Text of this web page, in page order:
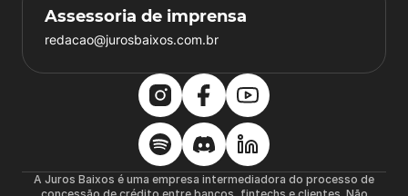
Assessoria de imprensa
redacao@jurosbaixos.com.br
A Juros Baixos é uma empresa intermediadora do processo de